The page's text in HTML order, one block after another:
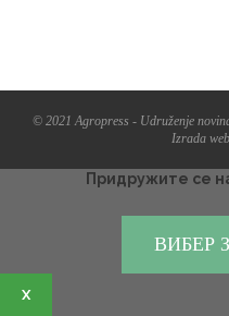
© 2021 Agropress - Udruženje
Izrada
Придружите се
ВИБЕР
X